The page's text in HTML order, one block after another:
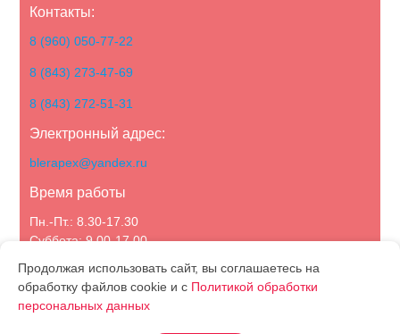
Контакты:
8 (960) 050-77-22
8 (843) 273-47-69
8 (843) 272-51-31
Электронный адрес:
blerapex@yandex.ru
Время работы
Пн.-Пт.: 8.30-17.30
Суббота: 9.00-17.00
Политика конфиденциальности
Продолжая использовать сайт, вы соглашаетесь на
обработку файлов cookie и с Политикой обработки
персональных данных